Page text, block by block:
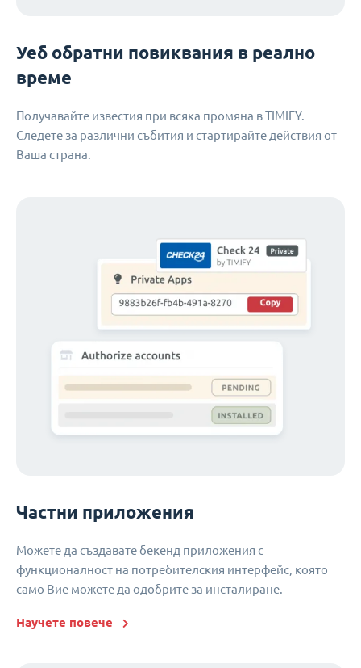
Уеб обратни повиквания в реално
време
Получавайте известия при всяка промяна в TIMIFY.
Следете за различни събития и стартирайте действия от
Ваша страна.
Частни приложения
Можете да създавате бекенд приложения с
функционалност на потребителския интерфейс, която
само Вие можете да одобрите за инсталиране.
Научете повече